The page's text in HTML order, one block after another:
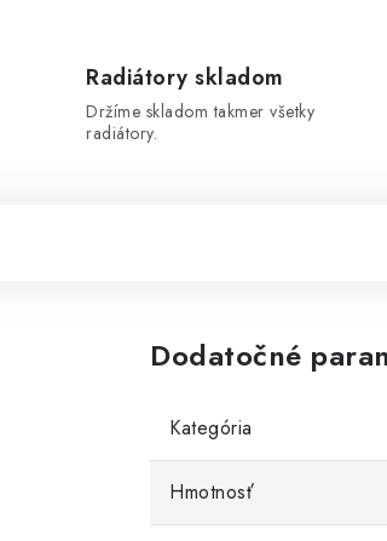
Radiátory skladom
Držíme skladom takmer všetky
radiátory.
Dodatočné
Kategória
Hmotnosť